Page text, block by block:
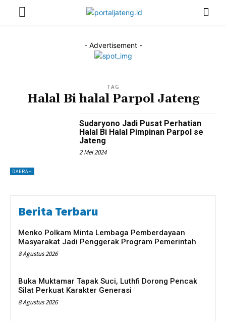
- Advertisement -
TAG
Halal Bi halal Parpol Jateng
DAERAH
Sudaryono Jadi Pusat Perhatian
Halal Bi Halal Pimpinan Parpol se
Jateng
2 Mei 2024
Berita Terbaru
Menko Polkam Minta Lembaga Pemberdayaan
Masyarakat Jadi Penggerak Program Pemerintah
8 Agustus 2026
Buka Muktamar Tapak Suci, Luthfi Dorong Pencak
Silat Perkuat Karakter Generasi
8 Agustus 2026